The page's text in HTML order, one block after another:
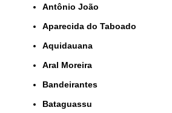
Antônio João
Aparecida do Taboado
Aquidauana
Aral Moreira
Bandeirantes
Bataguassu